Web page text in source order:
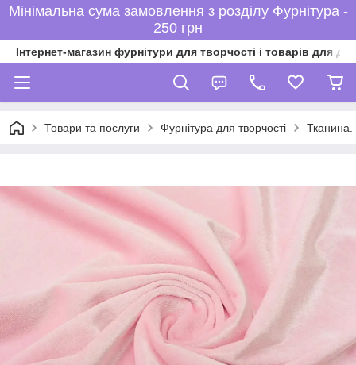
Мінімальна сума замовлення з розділу Фурнітура -
250 грн
Інтернет-магазин фурнітури для творчості і товарів для
Товари та послуги Фурнітура для творчості Тканина.